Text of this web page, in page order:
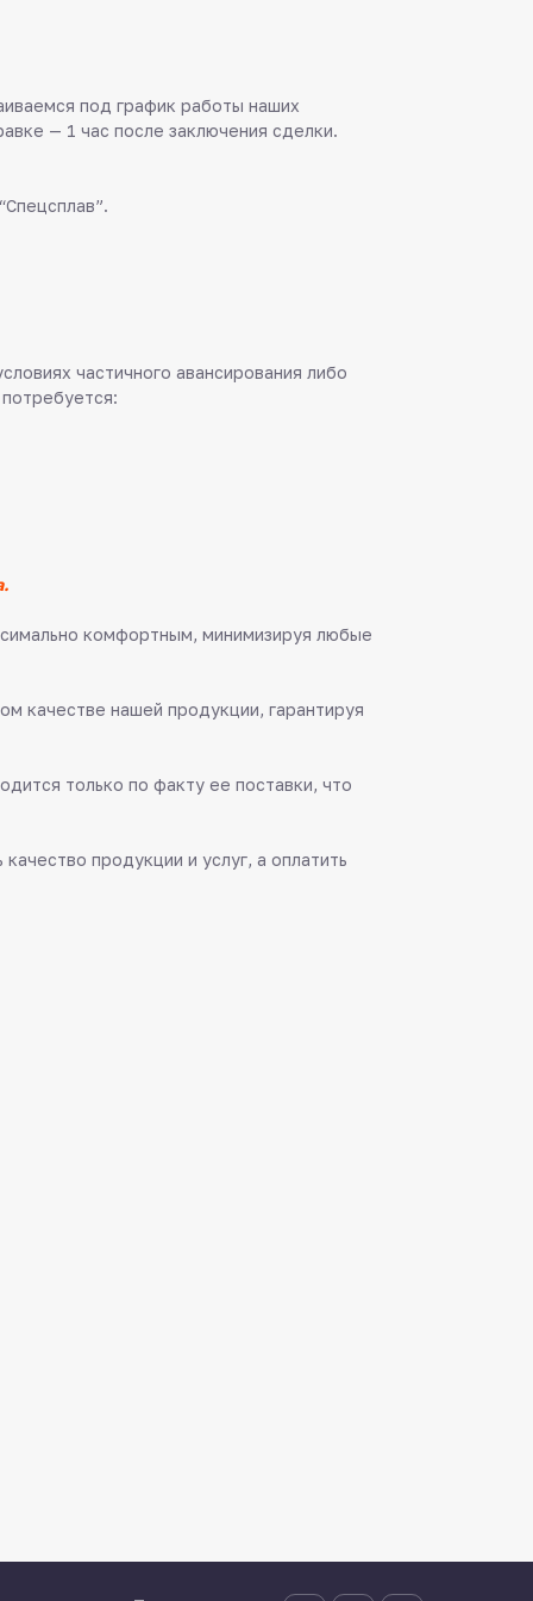
под график работы наших
— 1 час после заключения сделки.
частичного авансирования либо
комфортным, минимизируя любые
качестве нашей продукции, гарантируя
только по факту ее поставки, что
продукции и услуг, а оплатить